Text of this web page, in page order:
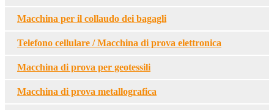
Macchina per il collaudo dei bagagli
Telefono cellulare / Macchina di prova elettronica
Macchina di prova per geotessili
Macchina di prova metallografica